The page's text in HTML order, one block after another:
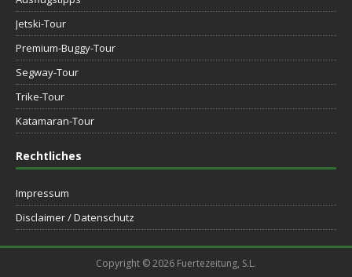
Jetski-Tour
Premium-Buggy-Tour
Segway-Tour
Trike-Tour
Katamaran-Tour
Rechtliches
Impressum
Disclaimer / Datenschutz
Copyright © 2026 Fuertezeitung, S.L.